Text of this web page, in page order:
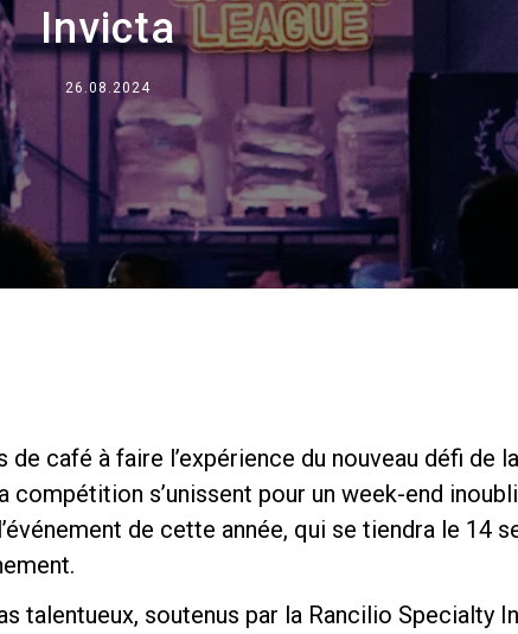
Invicta
26.08.2024
café à faire l’expérience du nouveau défi de
s’unissent pour un week-end
de cette année, qui se tiendra le 14
talentueux, soutenus par la Rancilio Specialty
sommes
avec nous